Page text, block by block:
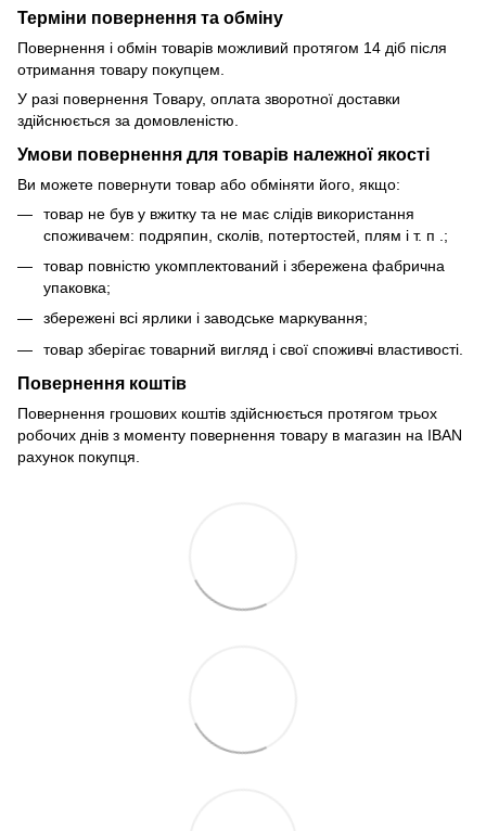
Терміни повернення та обміну
Повернення і обмін товарів можливий протягом 14 діб після
отримання товару покупцем.
У разі повернення Товару, оплата зворотної доставки
здійснюється за домовленістю.
Умови повернення для товарів належної якості
Ви можете повернути товар або обміняти його, якщо:
товар не був у вжитку та не має слідів використання
споживачем: подряпин, сколів, потертостей, плям і т. п .;
товар повністю укомплектований і збережена фабрична
упаковка;
збережені всі ярлики і заводське маркування;
товар зберігає товарний вигляд і свої споживчі властивості.
Повернення коштів
Повернення грошових коштів здійснюється протягом трьох
робочих днів з моменту повернення товару в магазин на IBAN
рахунок покупця.